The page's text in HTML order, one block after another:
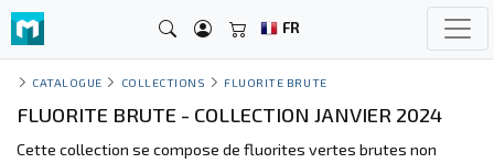
FR
CATALOGUE COLLECTIONS FLUORITE BRUTE
FLUORITE BRUTE - COLLECTION JANVIER 2024
Cette collection se compose de fluorites vertes brutes non